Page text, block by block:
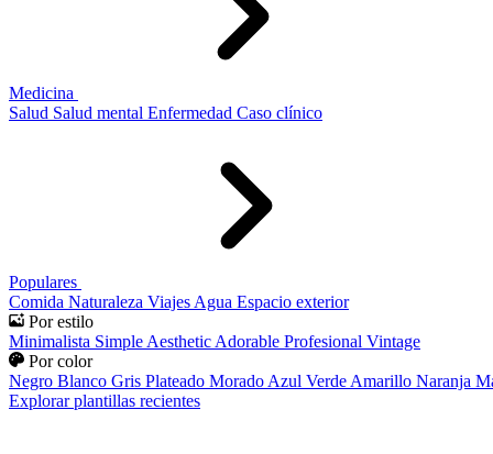
Medicina
Salud Salud mental Enfermedad Caso clínico
Populares
Comida Naturaleza Viajes Agua Espacio exterior
Por estilo
Minimalista Simple Aesthetic Adorable Profesional Vintage
Por color
Negro Blanco Gris Plateado Morado Azul Verde Amarillo Naranja
Explorar plantillas recientes